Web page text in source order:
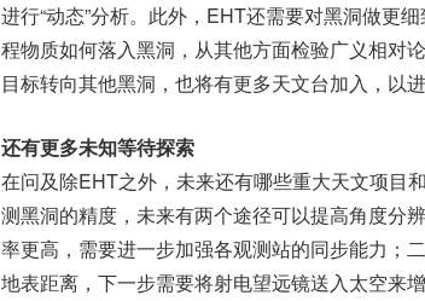
进行“动态”分析。此外，EHT还需要对黑洞做更
程物质如何落入黑洞，从其他方面检验广义相对
目标转向其他黑洞，也将有更多天文台加入，以
还有更多未知等待探索
在问及除EHT之外，未来还有哪些重大天文项目
测黑洞的精度，未来有两个途径可以提高角度分
率更高，需要进一步加强各观测站的同步能力；
地表距离，下一步需要将射电望远镜送入太空来